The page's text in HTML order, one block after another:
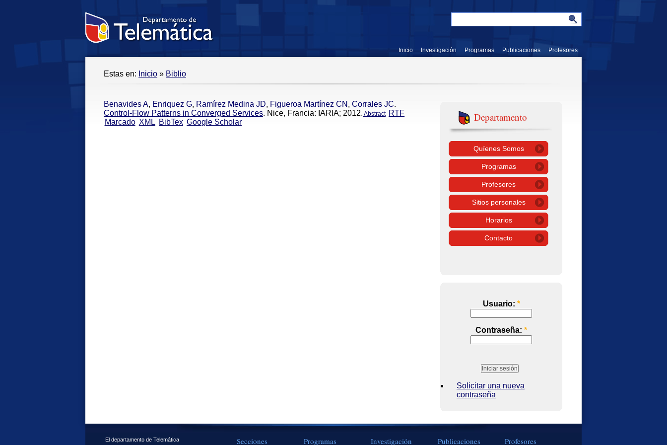
Inicio Investigación Programas Publicaciones Profesores
Estas en: Inicio » Biblio
Benavides A, Enriquez G, Ramírez Medina JD, Figueroa Martínez CN , Corrales JC.
Control-Flow Patterns in Converged Services. Nice, Francia: IARIA; 2012. Abstract RTF
Marcado XML BibTex Google Scholar Departamento
Quíenes Somos
Programas
Profesores
Sitios personales
Horarios
Contacto
Usuario: *
Contraseña: *
Solicitar una nueva
contraseña
El departamento de Telemática
Secciones Programas Investigación Publicaciones Profesores